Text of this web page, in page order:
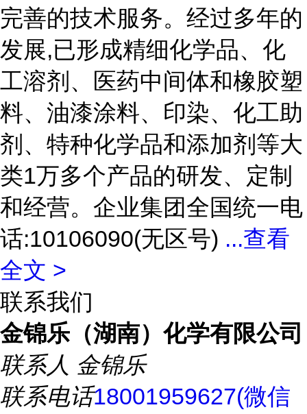
完善的技术服务。经过多年的
发展,已形成精细化学品、化
工溶剂、医药中间体和橡胶塑
料、油漆涂料、印染、化工助
剂、特种化学品和添加剂等大
类1万多个产品的研发、定制
和经营。企业集团全国统一电
话:10106090(无区号) ...查看
全文 >
联系我们
金锦乐（湖南）化学有限公司
联系人 金锦乐
联系电话18001959627(微信